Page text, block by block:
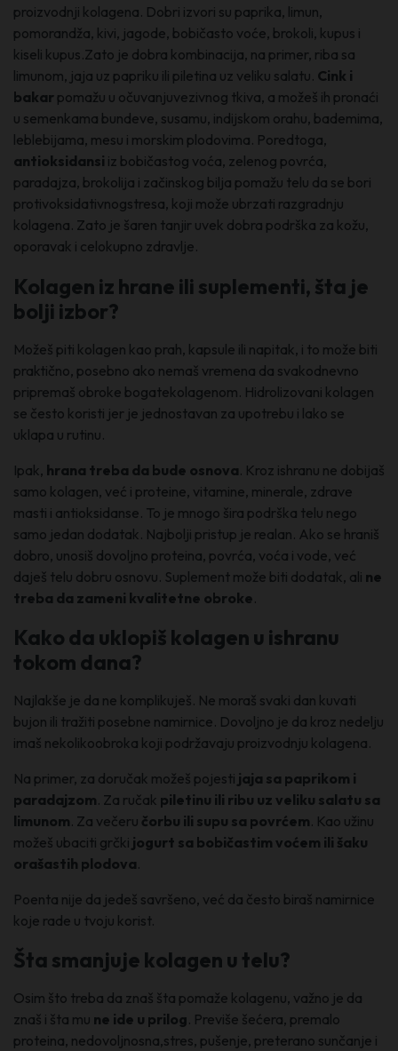
proizvodnji kolagena. Dobri izvori su paprika, limun,
pomorandža, kivi, jagode, bobičasto voće, brokoli, kupus i
kiseli kupus.Zato je dobra kombinacija, na primer, riba sa
limunom, jaja uz papriku ili piletina uz veliku salatu. Cink i
bakar pomažu u očuvanjuvezivnog tkiva, a možeš ih pronaći
u semenkama bundeve, susamu, indijskom orahu, bademima,
leblebijama, mesu i morskim plodovima. Poredtoga,
antioksidansi iz bobičastog voća, zelenog povrća,
paradajza, brokolija i začinskog bilja pomažu telu da se bori
protivoksidativnogstresa, koji može ubrzati razgradnju
kolagena. Zato je šaren tanjir uvek dobra podrška za kožu,
oporavak i celokupno zdravlje.
Kolagen iz hrane ili suplementi, šta je
bolji izbor?
Možeš piti kolagen kao prah, kapsule ili napitak, i to može biti
praktično, posebno ako nemaš vremena da svakodnevno
pripremaš obroke bogatekolagenom. Hidrolizovani kolagen
se često koristi jer je jednostavan za upotrebu i lako se
uklapa u rutinu.
Ipak, hrana treba da bude osnova. Kroz ishranu ne dobijaš
samo kolagen, već i proteine, vitamine, minerale, zdrave
masti i antioksidanse. To je mnogo šira podrška telu nego
samo jedan dodatak. Najbolji pristup je realan. Ako se hraniš
dobro, unosiš dovoljno proteina, povrća, voća i vode, već
daješ telu dobru osnovu. Suplement može biti dodatak, ali ne
treba da zameni kvalitetne obroke.
Kako da uklopiš kolagen u ishranu
tokom dana?
Najlakše je da ne komplikuješ. Ne moraš svaki dan kuvati
bujon ili tražiti posebne namirnice. Dovoljno je da kroz nedelju
imaš nekolikoobroka koji podržavaju proizvodnju kolagena.
Na primer, za doručak možeš pojesti jaja sa paprikom i
paradajzom. Za ručak piletinu ili ribu uz veliku salatu sa
limunom. Za večeru čorbu ili supu sa povrćem. Kao užinu
možeš ubaciti grčki jogurt sa bobičastim voćem ili šaku
orašastih plodova.
Poenta nije da jedeš savršeno, već da često biraš namirnice
koje rade u tvoju korist.
Šta smanjuje kolagen u telu?
Osim što treba da znaš šta pomaže kolagenu, važno je da
znaš i šta mu ne ide u prilog. Previše šećera, premalo
proteina, nedovoljnosna,stres, pušenje, preterano sunčanje i